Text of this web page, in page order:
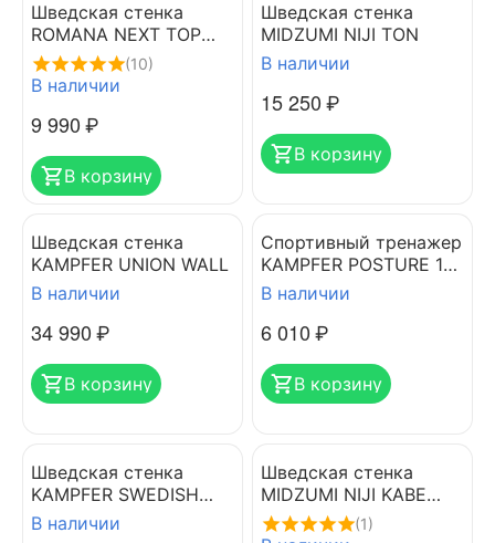
Шведская стенка
ROMANA NEXT TOP
Белый прованс
(10)
В наличии
9 990₽
В корзину
Шведская стенка
MIDZUMI NIJI TON
В наличии
15 250₽
В корзину
Шведская стенка
KAMPFER UNION WALL
В наличии
34 990₽
В корзину
Спортивный тренажер
KAMPFER POSTURE 1
WALL
В наличии
6 010₽
В корзину
Шведская стенка
KAMPFER SWEDISH
WALL
В наличии
Шведская стенка
MIDZUMI NIJI KABE
BASKETBALL SHIELD
Снежный барс
(1)